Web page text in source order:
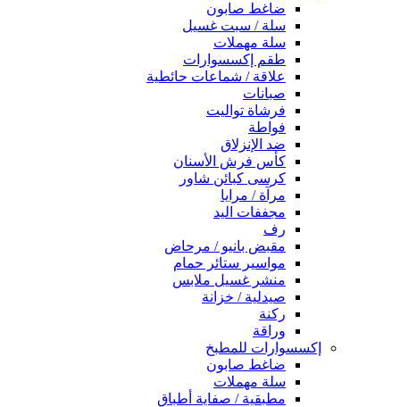
ضاغط صابون
سلة / سبت غسيل
سلة مهملات
طقم إكسسوارات
علاقة / شماعات حائطية
صبانات
فرشاة تواليت
فواطة
ضد الإنزلاق
كأس فرش الأسنان
كرسى كبائن شاور
مرآة / مرايا
مجففات اليد
رف
مقبض بانيو / مرحاض
مواسير ستائر حمام
منشر غسيل ملابس
صيدلية / خزانة
ركنة
وراقة
إكسسوارات للمطبخ
ضاغط صابون
سلة مهملات
مطبقية / صفاية أطباق